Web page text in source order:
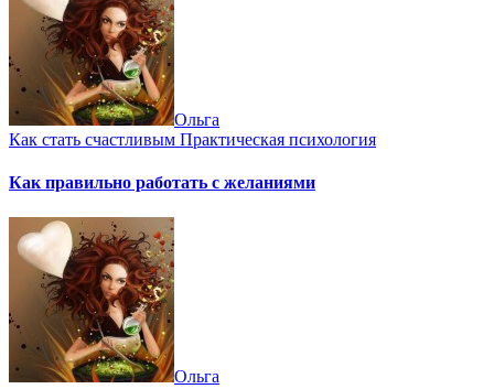
Ольга
Как стать счастливым Практическая психология
Как правильно работать с желаниями
Ольга